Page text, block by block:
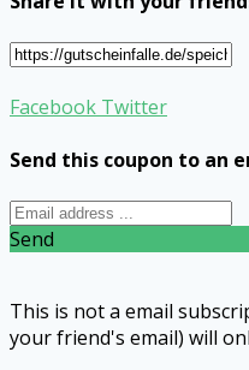
Facebook Twitter
Send this coupon to an
Send
This is not a email
your friend's email) will